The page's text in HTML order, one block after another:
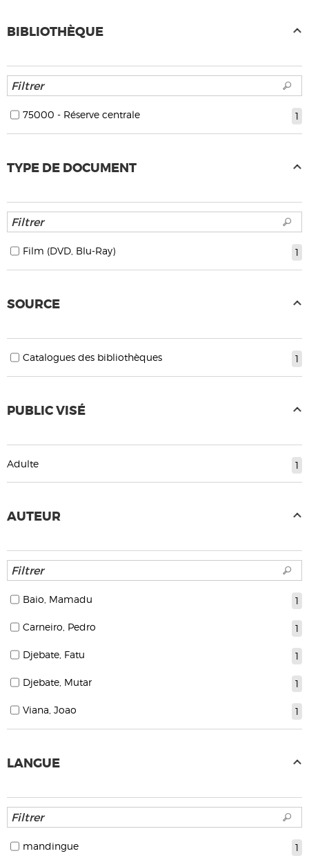
BIBLIOTHÈQUE
1
75000 - Réserve centrale
TYPE DE DOCUMENT
1
Film (DVD, Blu-Ray)
SOURCE
1
Catalogues des bibliothèques
PUBLIC VISÉ
1
Adulte
AUTEUR
1
Baio, Mamadu
1
Carneiro, Pedro
1
Djebate, Fatu
1
Djebate, Mutar
1
Viana, Joao
LANGUE
1
mandingue